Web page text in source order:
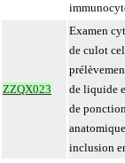
ZZQX023
Examen
de culot
de liquide
de
inclusion